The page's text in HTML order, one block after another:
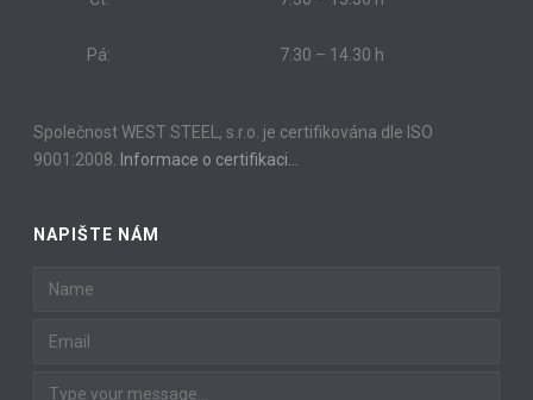
Pá: 7.30 – 14.30 h
Společnost WEST STEEL, s.r.o. je certifikována dle ISO
9001:2008. Informace o certifikaci…
NAPIŠTE NÁM